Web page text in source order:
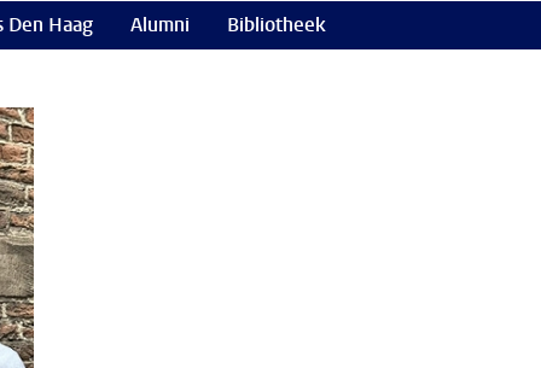
Den Haag Alumni Bibliotheek